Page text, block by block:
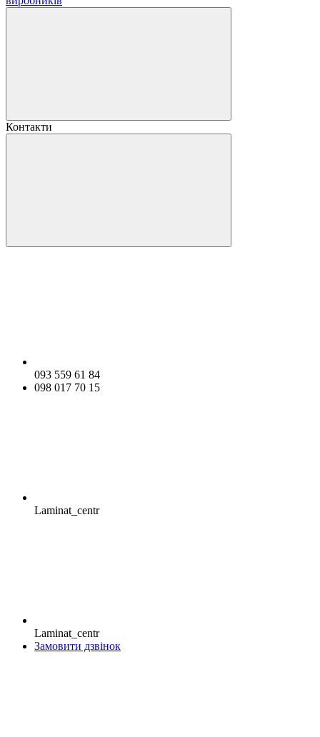
Контакти
093 559 61 84
098 017 70 15
Laminat_centr
Laminat_centr
Замовити дзвінок